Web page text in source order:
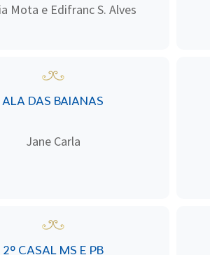
Mota e Edifranc S. Alves
ALA DAS BAIANAS
Jane Carla
2º CASAL MS E PB